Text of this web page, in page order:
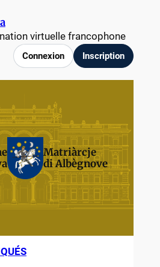
virtuelle francophone
Connexion Inscription
Matriàrcje
di Albègnove